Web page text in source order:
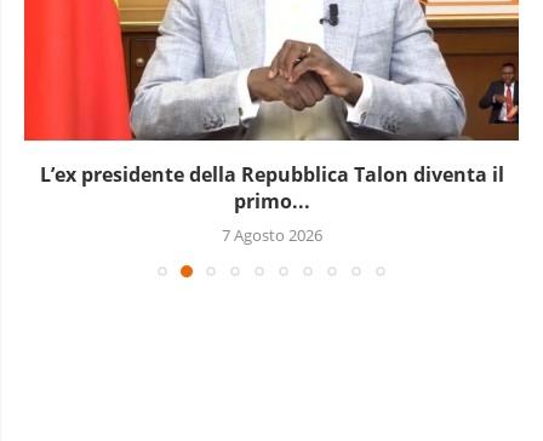
L’ex presidente della Repubblica Talon diventa il
primo...
7 Agosto 2026